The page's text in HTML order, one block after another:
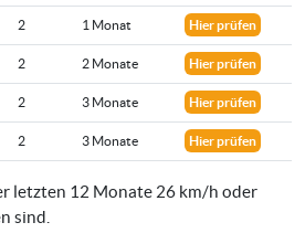
2 1 Monat Hier prüfen
2 2 Monate Hier prüfen
2 3 Monate Hier prüfen
2 3 Monate Hier prüfen
letzten 12 Monate 26 km/h oder
sind.